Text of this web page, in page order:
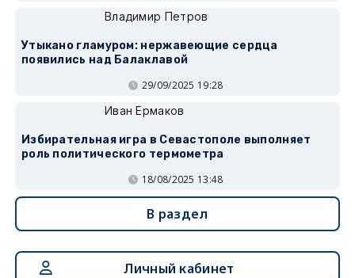
Владимир Петров
Утыкано гламуром: нержавеющие сердца
появились над Балаклавой
29/09/2025 19:28
Иван Ермаков
Избирательная игра в Севастополе выполняет
роль политического термометра
18/08/2025 13:48
В раздел
Личный кабинет